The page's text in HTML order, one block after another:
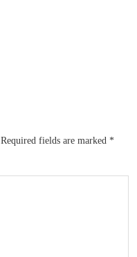
Required fields are marked *